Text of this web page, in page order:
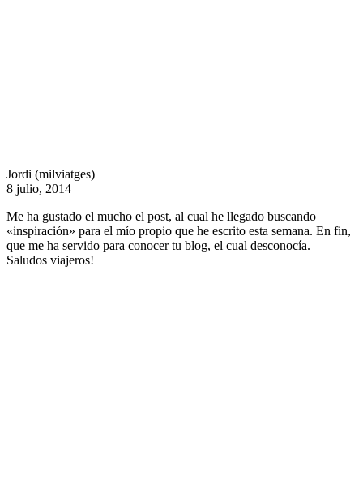
Jordi (milviatges)
8 julio, 2014
Me ha gustado el mucho el post, al cual he llegado buscando
«inspiración» para el mío propio que he escrito esta semana. En fin,
que me ha servido para conocer tu blog, el cual desconocía.
Saludos viajeros!